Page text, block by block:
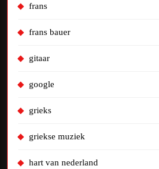
frans
frans bauer
gitaar
google
grieks
griekse muziek
hart van nederland